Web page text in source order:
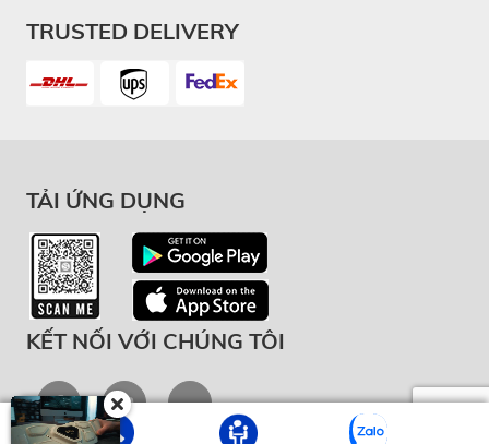
TRUSTED DELIVERY
TẢI ỨNG DỤNG
KẾT NỐI VỚI CHÚNG TÔI